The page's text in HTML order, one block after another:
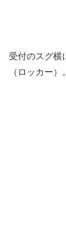
受付のスグ横
（ロッカー）。